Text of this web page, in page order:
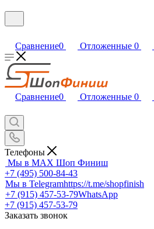
Сравнение0 Отложенные 0
Сравнение0 Отложенные 0
Телефоны
Мы в MAX Шоп Финиш
+7 (495) 500-84-43
Мы в Telegramhttps://t.me/shopfinish
+7 (915) 457-53-79WhatsApp
+7 (915) 457-53-79
Заказать звонок